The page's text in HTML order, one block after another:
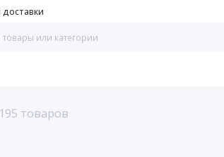
доставки
195 товаров